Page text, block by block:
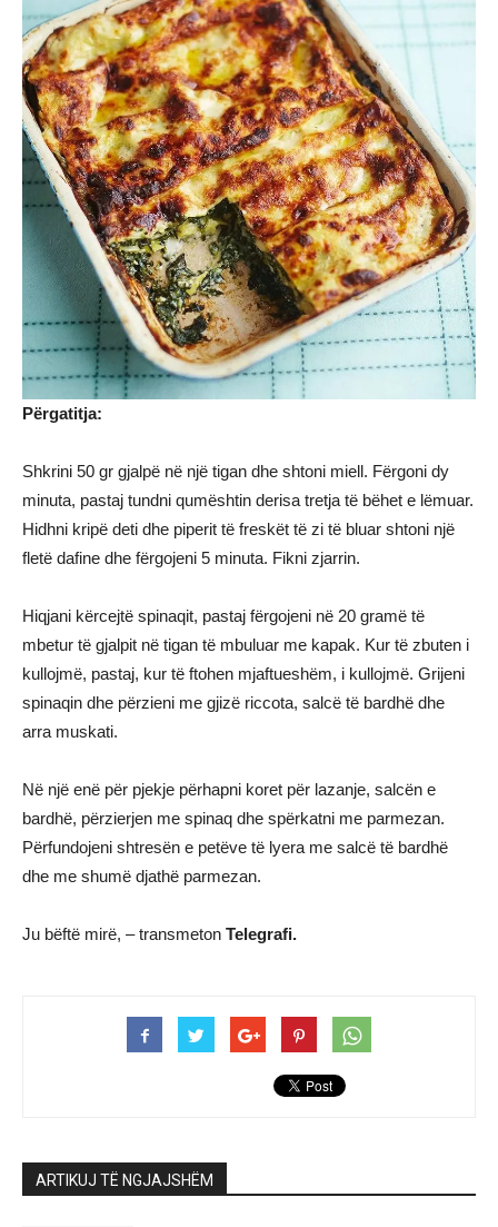
Përgatitja:
Shkrini 50 gr gjalpë në një tigan dhe shtoni miell. Fërgoni dy
minuta, pastaj tundni qumështin derisa tretja të bëhet e lëmuar.
Hidhni kripë deti dhe piperit të freskët të zi të bluar shtoni një
fletë dafine dhe fërgojeni 5 minuta. Fikni zjarrin.
Hiqjani kërcejtë spinaqit, pastaj fërgojeni në 20 gramë të
mbetur të gjalpit në tigan të mbuluar me kapak. Kur të zbuten i
kullojmë, pastaj, kur të ftohen mjaftueshëm, i kullojmë. Grijeni
spinaqin dhe përzieni me gjizë riccota, salcë të bardhë dhe
arra muskati.
Në një enë për pjekje përhapni koret për lazanje, salcën e
bardhë, përzierjen me spinaq dhe spërkatni me parmezan.
Përfundojeni shtresën e petëve të lyera me salcë të bardhë
dhe me shumë djathë parmezan.
Ju bëftë mirë, – transmeton Telegrafi.
ARTIKUJ TË NGJAJSHËM